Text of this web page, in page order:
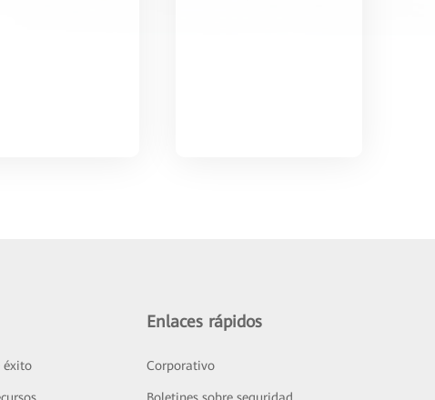
éxito
Enlaces rápidos
Corporativo